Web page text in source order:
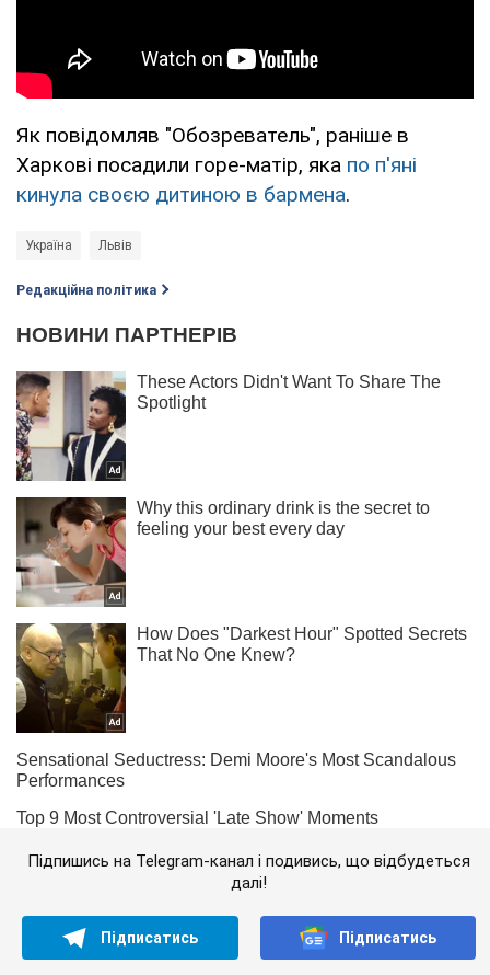
Як повідомляв "Обозреватель", раніше в
Харкові посадили горе-матір, яка по п'яні
кинула своєю дитиною в бармена.
Україна Львів
Редакційна політика
Підпишись на Telegram-канал і подивись, що відбудеться
далі!
Підписатись Підписатись